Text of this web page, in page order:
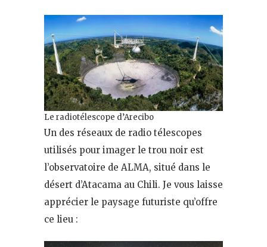
Le radiotélescope d’Arecibo
Un des réseaux de radio télescopes
utilisés pour imager le trou noir est
l’observatoire de ALMA, situé dans le
désert d’Atacama au Chili. Je vous laisse
apprécier le paysage futuriste qu’offre
ce lieu :